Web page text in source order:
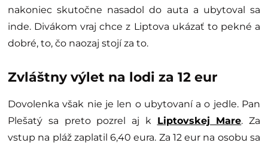
nakoniec skutočne nasadol do auta a ubytoval sa
inde. Divákom vraj chce z Liptova ukázať to pekné a
dobré, to, čo naozaj stojí za to.
Zvláštny výlet na lodi za 12 eur
Dovolenka však nie je len o ubytovaní a o jedle. Pan
Plešatý sa preto pozrel aj k Liptovskej Mare. Za
vstup na pláž zaplatil 6,40 eura. Za 12 eur na osobu sa